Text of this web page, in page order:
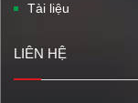
Tài liệu
LIÊN HỆ